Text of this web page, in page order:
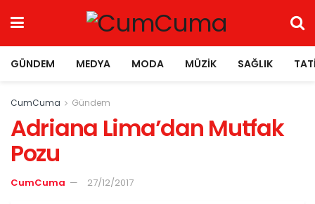
GÜNDEM MEDYA MODA MÜZIK SAĞLIK
CumCuma Gündem
Adriana Lima’dan Mutfak
Pozu
CumCuma 27/12/2017